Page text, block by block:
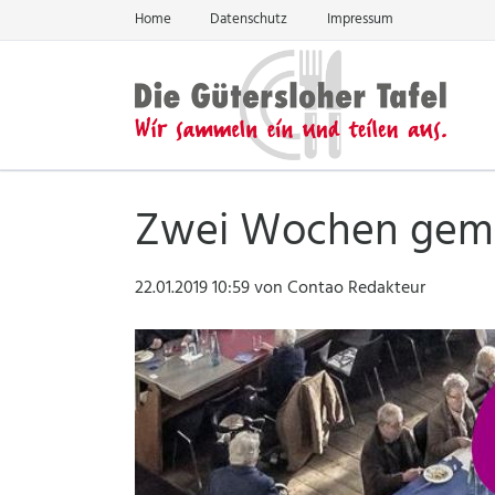
Home Datenschutz Impressum
Zwei Wochen
22.01.2019 10:59von Contao Redakteur